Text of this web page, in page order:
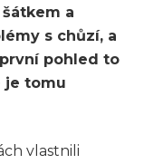
a
s chůzí, a
pohled to
je tomu
vlastnili